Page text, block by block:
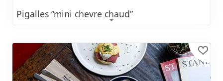
Pigalles ”mini chevre chaud”
surdegsbröd
Mini Skagentoast